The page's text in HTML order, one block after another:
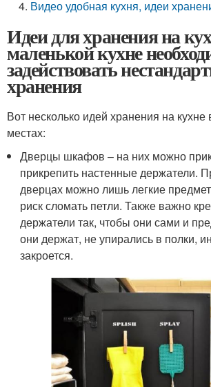
Видео удобная кухня, идеи
Идеи для хранения на
маленькой кухне
задействовать
хранения
Вот несколько идей хранения на
местах:
Дверцы шкафов – на них можно
прикрепить настенные держатели.
дверцах можно лишь легкие
риск сломать петли. Также важно
держатели так, чтобы они сами и
они держат, не упирались в полки,
закроется.